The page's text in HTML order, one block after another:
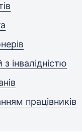
інвалідністю
працівників